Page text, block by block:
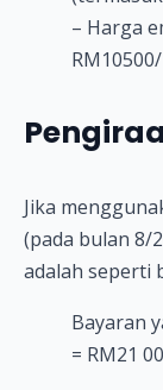
– Harga
Jika
(pada bulan 8/
adalah seperti
Bayaran
= RM21